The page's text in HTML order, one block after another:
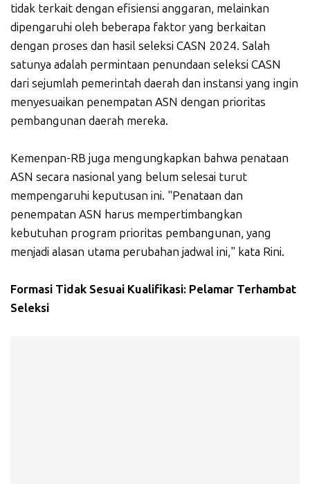
tidak terkait dengan efisiensi anggaran, melainkan
dipengaruhi oleh beberapa faktor yang berkaitan
dengan proses dan hasil seleksi CASN 2024. Salah
satunya adalah permintaan penundaan seleksi CASN
dari sejumlah pemerintah daerah dan instansi yang ingin
menyesuaikan penempatan ASN dengan prioritas
pembangunan daerah mereka.
Kemenpan-RB juga mengungkapkan bahwa penataan
ASN secara nasional yang belum selesai turut
mempengaruhi keputusan ini. "Penataan dan
penempatan ASN harus mempertimbangkan
kebutuhan program prioritas pembangunan, yang
menjadi alasan utama perubahan jadwal ini," kata Rini.
Formasi Tidak Sesuai Kualifikasi: Pelamar Terhambat
Seleksi